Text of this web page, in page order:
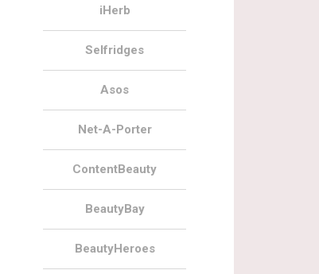
iHerb
Selfridges
Asos
Net-A-Porter
ContentBeauty
BeautyBay
BeautyHeroes